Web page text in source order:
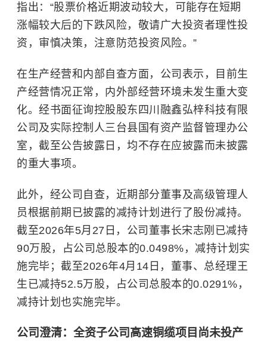
指出：“股票价格近期波动较大，可能存在短期
涨幅较大后的下跌风险，敬请广大投资者理性投
资，审慎决策，注意防范投资风险。”
在生产经营和内部自查方面，公司表示，目前生
产经营情况正常，内外部经营环境未发生重大变
化。经书面征询控股股东四川融鑫弘梓科技有限
公司及实际控制人三台县国有资产监督管理办公
室，截至公告披露日，均不存在应披露而未披露
的重大事项。
此外，经公司自查，近期部分董事及高级管理人
员根据前期已披露的减持计划进行了股份减持。
截至2026年5月27日，公司董事长宋志刚已减持
90万股，占公司总股本的0.0498%，减持计划实
施完毕；截至2026年4月14日，董事、总经理王
生已减持52.5万股，占公司总股本的0.0291%，
减持计划也实施完毕。
公司澄清：全资子公司高速铜缆项目尚未投产